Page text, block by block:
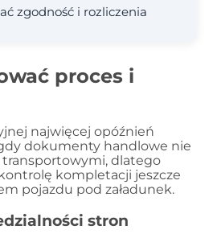
zgodność i rozliczenia
proces i
najwięcej opóźnień
dokumenty handlowe nie
transportowymi, dlatego
kompletacji jeszcze
pojazdu pod załadunek.
stron